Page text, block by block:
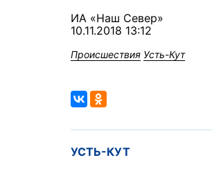
ИА «Наш Север»
10.11.2018 13:12
Происшествия Усть-Кут
УСТЬ-КУТ